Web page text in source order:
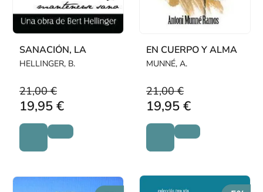
SANACIÓN, LA
HELLINGER, B.
21,00 €
19,95 €
EN CUERPO Y ALMA
MUNNÉ, A.
21,00 €
19,95 €